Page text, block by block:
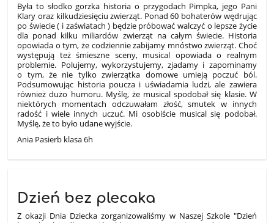
Była to słodko gorzka historia o przygodach Pimpka, jego Pani
Klary oraz kilkudziesięciu zwierząt. Ponad 60 bohaterów wędrując
po świecie ( i zaświatach ) będzie próbować walczyć o lepsze życie
dla ponad kilku miliardów zwierząt na całym świecie. Historia
opowiada o tym, że codziennie zabijamy mnóstwo zwierząt. Choć
występują też śmieszne sceny, musical opowiada o realnym
problemie. Polujemy, wykorzystujemy, zjadamy i zapominamy
o tym, że nie tylko zwierzątka domowe umieją poczuć ból.
Podsumowując historia poucza i uświadamia ludzi, ale zawiera
również dużo humoru. Myślę, że musical spodobał się klasie. W
niektórych momentach odczuwałam złość, smutek w innych
radość i wiele innych uczuć. Mi osobiście musical się podobał.
Myślę, że to było udane wyjście.
Ania Pasierb klasa 6h
Dzień bez plecaka
Z okazji Dnia Dziecka zorganizowaliśmy w Naszej Szkole "Dzień